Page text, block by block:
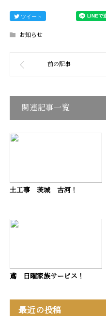
ツイート
お知らせ
関連記事一覧
土工事 茨城 古河！
鳶 日曜家族サービス！
最近の投稿